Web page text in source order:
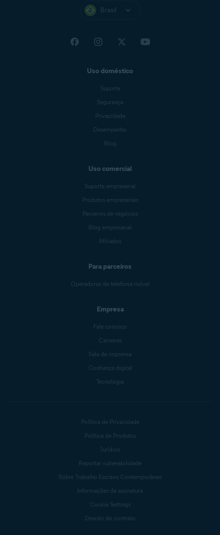
Brasil
Uso doméstico
Suporte
Segurança
Privacidade
Desempenho
Blog
Uso comercial
Suporte empresarial
Produtos empresariais
Parceiros de negócios
Blog empresarial
Afiliados
Para parceiros
Operadoras de telefonia móvel
Empresa
Fale conosco
Carreiras
Sala de imprensa
Confiança digital
Tecnologia
Política de Privacidade
Política de Produtos
Jurídico
Reportar vulnerabilidade
Sobre Trabalho Escravo Contemporâneo
Informações da assinatura
Cookie Settings
Desistir do contrato